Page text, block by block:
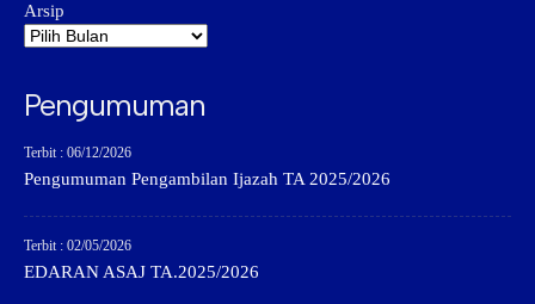
Arsip
Pengumuman
Terbit : 06/12/2026
Pengumuman Pengambilan Ijazah TA 2025/2026
Terbit : 02/05/2026
EDARAN ASAJ TA.2025/2026